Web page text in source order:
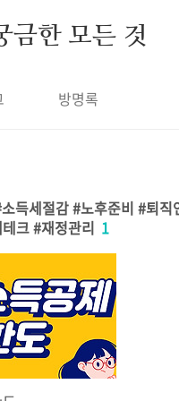
금한 모든 것
방명록
득세절감 #노후준비 #퇴
크 #재정관리 1